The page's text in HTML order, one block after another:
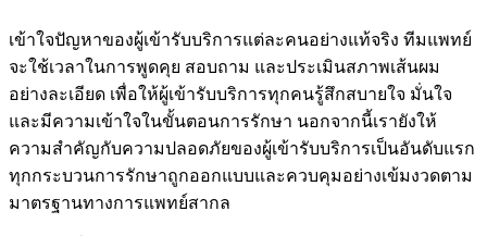
เข้าใจปัญหาของผู้เข้ารับบริการแต่ละคนอย่างแท้จริง ทีมแพทย์
จะใช้เวลาในการพูดคุย สอบถาม และประเมินสภาพเส้นผม
อย่างละเอียด เพื่อให้ผู้เข้ารับบริการทุกคนรู้สึกสบายใจ มั่นใจ
และมีความเข้าใจในขั้นตอนการรักษา นอกจากนี้เรายังให้
ความสำคัญกับความปลอดภัยของผู้เข้ารับบริการเป็นอันดับแรก
ทุกกระบวนการรักษาถูกออกแบบและควบคุมอย่างเข้มงวดตาม
มาตรฐานทางการแพทย์สากล